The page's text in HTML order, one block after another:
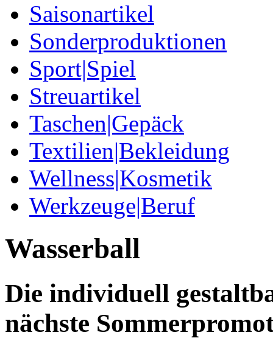
Saisonartikel
Sonderproduktionen
Sport|Spiel
Streuartikel
Taschen|Gepäck
Textilien|Bekleidung
Wellness|Kosmetik
Werkzeuge|Beruf
Wasserball
Die individuell
nächste